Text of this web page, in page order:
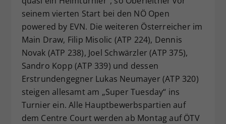
seinem vierten Start bei den NÖ Open
powered by EVN. Die weiteren Österreicher im
Main Draw, Filip Misolic (ATP 224), Dennis
Novak (ATP 238), Joel Schwärzler (ATP 375),
Sandro Kopp (ATP 339) und dessen
Erstrundengegner Lukas Neumayer (ATP 320)
steigen allesamt am „Super Tuesday“ ins
Turnier ein. Alle Hauptbewerbspartien auf
dem Centre Court werden ab Montag auf ÖTV